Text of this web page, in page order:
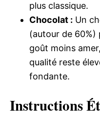
plus classique.
Chocolat : Un
(autour de 60%)
goût moins
qualité reste
fondante.
Instructions